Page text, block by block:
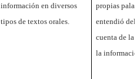
información en diversos
tipos de textos orales.
propias
entendió del
cuenta de la
la